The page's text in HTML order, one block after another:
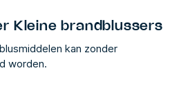
Kleine brandblussers
kan zonder
worden.